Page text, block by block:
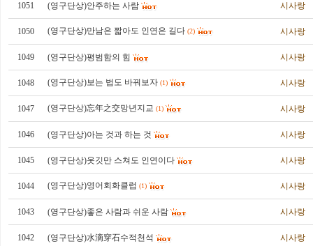
1051 (영구단상)안주하는 사람 시사랑
1050 (영구단상)만남은 짧아도 인연은 길다 (2) 시사랑
1049 (영구단상)평범함의 힘 시사랑
1048 (영구단상)보는 법도 바꿔보자 (1) 시사랑
1047 (영구단상)忘年之交망년지교 (1) 시사랑
1046 (영구단상)아는 것과 하는 것 시사랑
1045 (영구단상)옷깃만 스쳐도 인연이다 시사랑
1044 (영구단상)영어회화클럽 (1) 시사랑
1043 (영구단상)좋은 사람과 쉬운 사람 시사랑
1042 (영구단상)水滴穿石수적천석 시사랑